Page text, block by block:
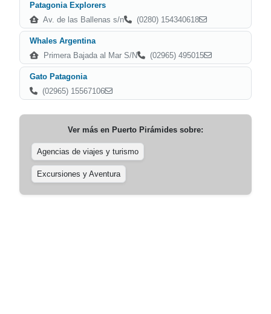
Patagonia Explorers
Av. de las Ballenas s/n
(0280) 154340618
Whales Argentina
Primera Bajada al Mar S/N
(02965) 495015
Gato Patagonia
(02965) 15567106
Ver más en Puerto Pirámides sobre:
Agencias de viajes y turismo
Excursiones y Aventura